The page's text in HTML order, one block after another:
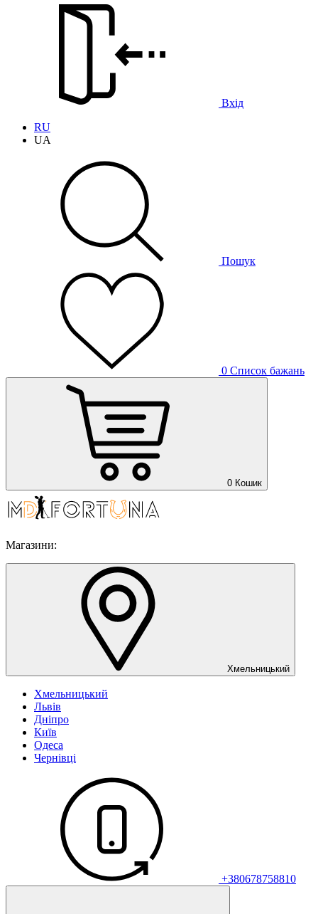
Вхід
RU
UA
Пошук
0 Список бажань
0 Кошик
Магазини:
Хмельницький
Хмельницький
Львів
Дніпро
Київ
Одеса
Чернівці
+380678758810